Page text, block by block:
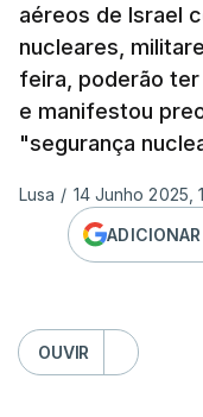
aéreos de Israel
nucleares,
feira, poderão
e manifestou
"segurança
Lusa / 14 Junho 2025,
OUVIR